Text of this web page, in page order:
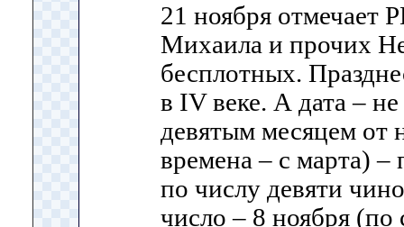
21 ноября отмечает
Михаила и прочих
бесплотных.
в IV веке. А дата –
девятым месяцем от
времена – с марта) –
по числу девяти
число – 8 ноября (по